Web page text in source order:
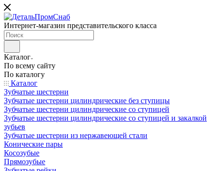
Интернет-магазин представительского класса
Каталог
По всему сайту
По каталогу
Каталог
Зубчатые шестерни
Зубчатые шестерни цилиндрические без ступицы
Зубчатые шестерни цилиндрические со ступицей
Зубчатые шестерни цилиндрические со ступицей и закалкой
зубьев
Зубчатые шестерни из нержавеющей стали
Конические пары
Косозубые
Прямозубые